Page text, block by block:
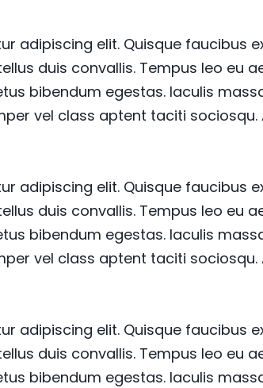
adipiscing elit. Quisque faucibus
duis convallis. Tempus leo eu
bibendum egestas. Iaculis
vel class aptent taciti
adipiscing elit. Quisque faucibus
duis convallis. Tempus leo eu
bibendum egestas. Iaculis
vel class aptent taciti
adipiscing elit. Quisque faucibus
duis convallis. Tempus leo eu
bibendum egestas. Iaculis